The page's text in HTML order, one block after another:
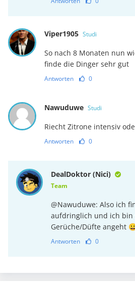
Viper1905 Studi
So nach 8 Monaten nun
finde die Dinger sehr gut
Antworten 0
Nawuduwe Studi
Riecht Zitrone intensiv
Antworten 0
DealDoktor (Nici)
Team
@Nawuduwe: Also ich
aufdringlich und ich bin
Gerüche/Düfte angeht
Antworten 0